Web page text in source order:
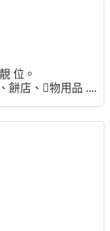
位。
餅店、物用品 ....